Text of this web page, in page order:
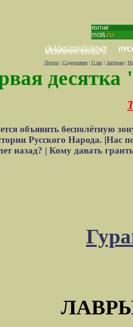
Портал| Содержание| О нас| Авторам|
десятка
объявить бесполётную
Русского Народа. |Нас
назад? | Кому давать